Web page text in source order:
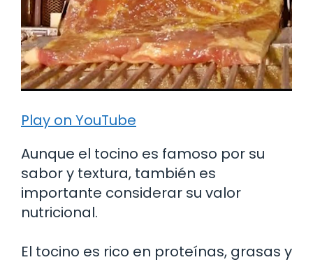
Play on YouTube
Aunque el tocino es famoso por su
sabor y textura, también es
importante considerar su valor
nutricional.
El tocino es rico en proteínas, grasas y